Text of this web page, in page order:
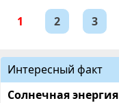
1
2 3
Интересный факт
Солнечная энергия